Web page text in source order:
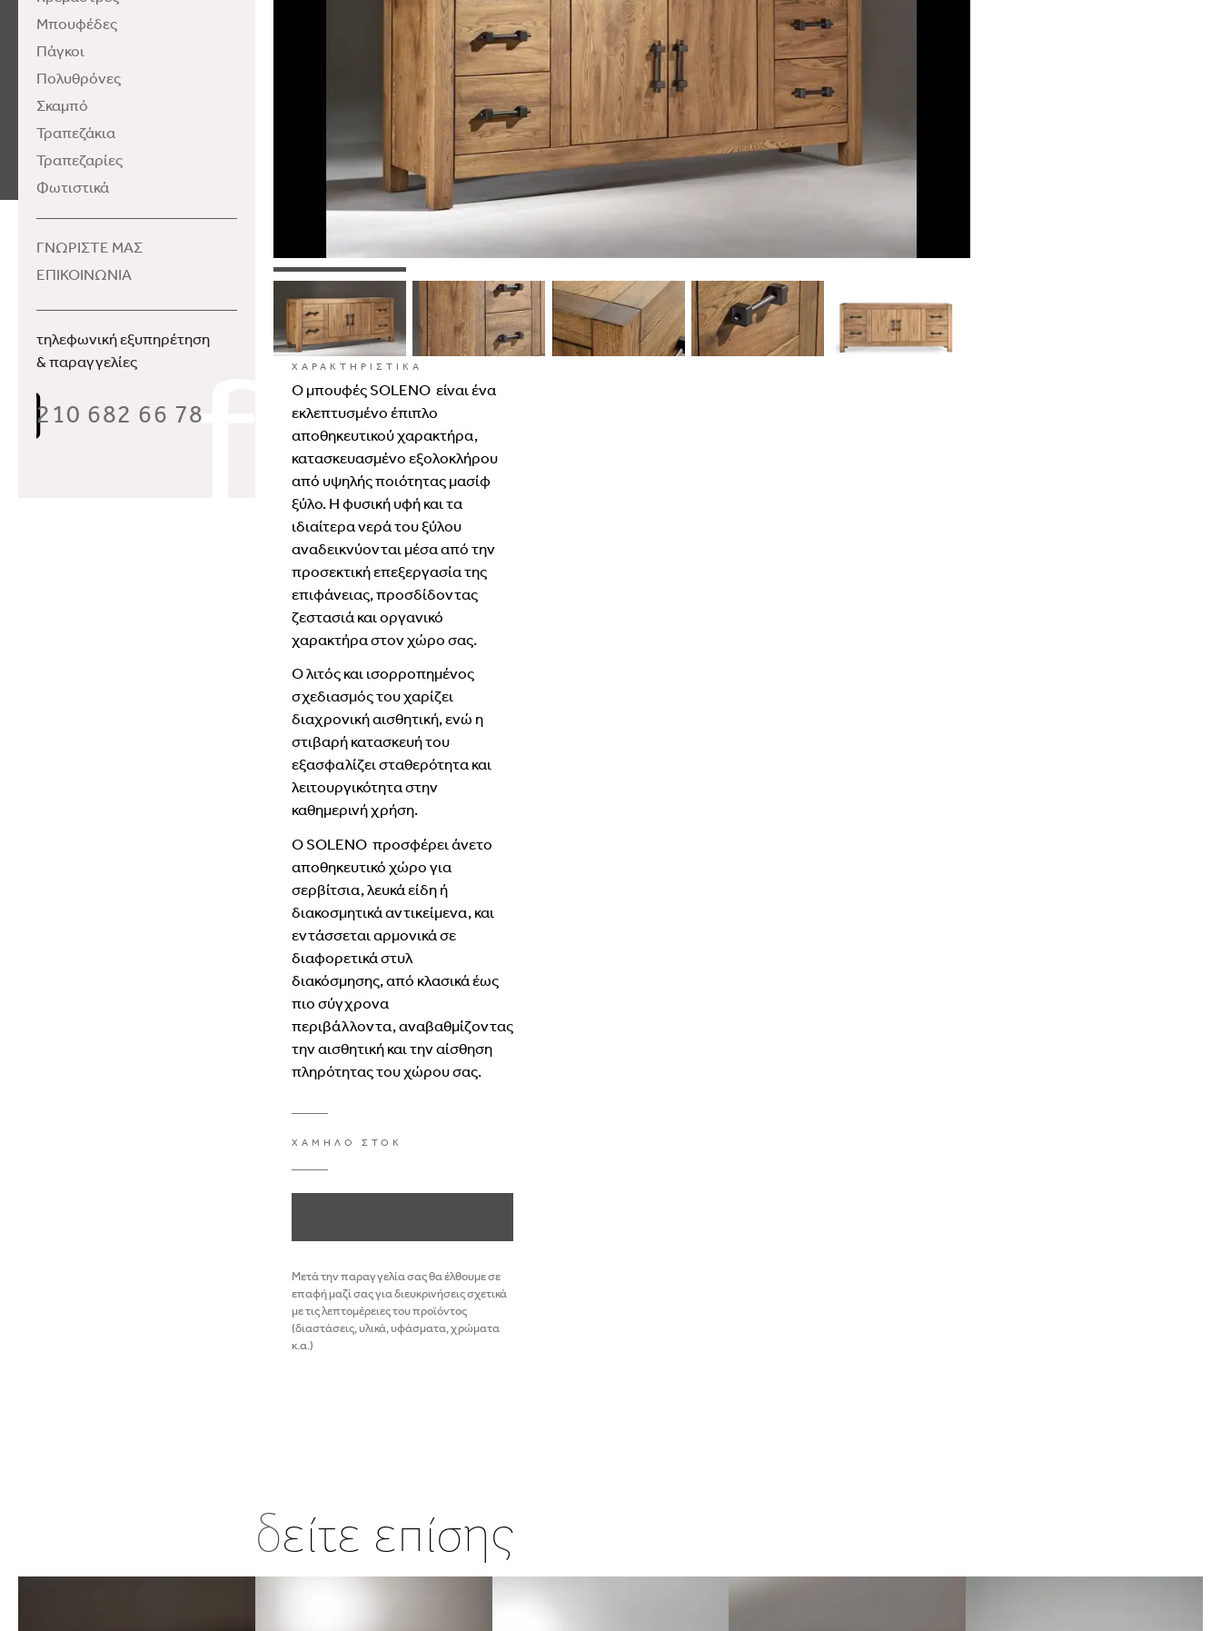
Μπουφέδες
Πάγκοι
Πολυθρόνες
Σκαμπό
Τραπεζάκια
Τραπεζαρίες
Φωτιστικά
ΓΝΩΡΙΣΤΕ ΜΑΣ
ΕΠΙΚΟΙΝΩΝΙΑ
τηλεφωνική εξυπηρέτηση
& παραγγελίες
210 682 66 78
ΧΑΡΑΚΤΗΡΙΣΤΙΚΑ
Ο μπουφέςSOLENOείναιένα
εκλεπτυσμένοέπιπλο
αποθηκευτικούχαρακτήρα,
κατασκευασμένοεξολοκλήρου
απόυψηλήςποιότηταςμασίφ
ξύλο.Ηφυσικήυφήκαιτα
ιδιαίτερανεράτουξύλου
αναδεικνύονταιμέσααπότην
προσεκτικήεπεξεργασίατης
επιφάνειας,προσδίδοντας
ζεστασιάκαιοργανικό
χαρακτήραστονχώροσας.
Ολιτόςκαιισορροπημένος
σχεδιασμόςτουχαρίζει
διαχρονικήαισθητική,ενώη
στιβαρήκατασκευήτου
εξασφαλίζεισταθερότητακαι
λειτουργικότηταστην
καθημερινήχρήση.
ΟSOLENOπροσφέρειάνετο
αποθηκευτικόχώρογια
σερβίτσια,λευκάείδηή
διακοσμητικάαντικείμενα,και
εντάσσεταιαρμονικάσε
διαφορετικάστυλ
διακόσμησης,απόκλασικάέως
πιοσύγχρονα
περιβάλλοντα,αναβαθμίζοντας
τηναισθητικήκαιτηναίσθηση
πληρότηταςτουχώρουσας.
ΧΑΜΗΛΟ ΣΤΟΚ
Μετά την παραγγελία σας θα έλθουμε σε
επαφή μαζί σας για διευκρινήσεις σχετικά
με τις λεπτομέρειες του προϊόντος
(διαστάσεις, υλικά, υφάσματα, χρώματα
κ.α.)
δείτε επίσης